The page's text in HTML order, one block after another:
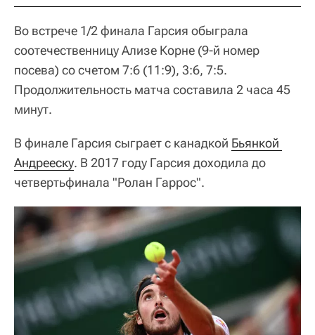
Во встрече 1/2 финала Гарсия обыграла
соотечественницу Ализе Корне (9-й номер
посева) со счетом 7:6 (11:9), 3:6, 7:5.
Продолжительность матча составила 2 часа 45
минут.
В финале Гарсия сыграет с канадкой Бьянкой
Андрееску. В 2017 году Гарсия доходила до
четвертьфинала "Ролан Гаррос".